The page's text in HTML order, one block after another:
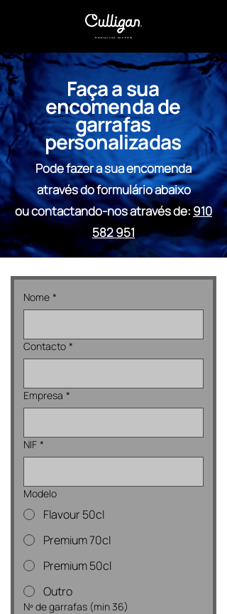
Faça a sua
encomenda de
garrafas
personalizadas
Pode fazer a sua encomenda
através do formulário abaixo
ou contactando-nos através de: 910
582 951
Nome *
Contacto *
Empresa *
NIF *
Modelo
Flavour 50cl
Premium 70cl
Premium 50cl
Outro
Nº de garrafas (min 36)